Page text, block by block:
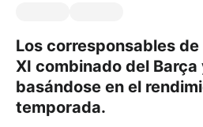
Los corresponsables de
XI combinado del Barça
basándose en el
temporada.